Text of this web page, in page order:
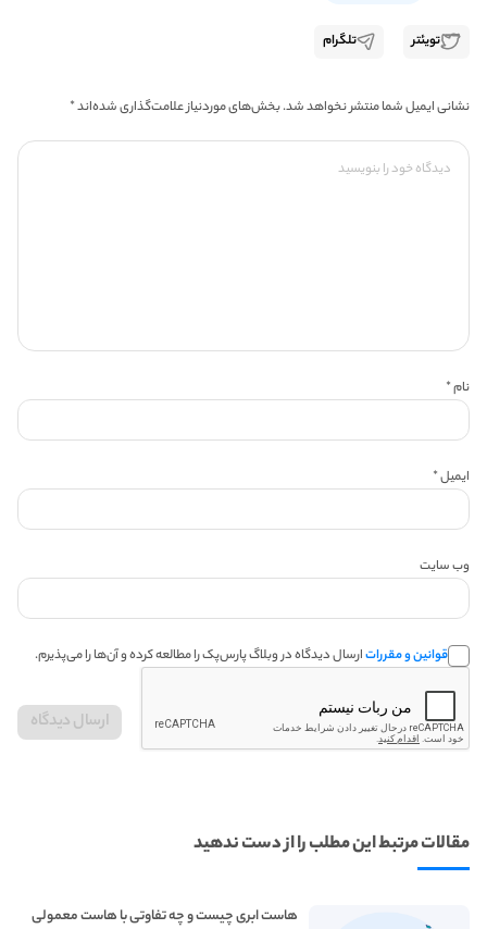
تویئتر تلگرام
نشانی ایمیل شما منتشر نخواهد شد.بخش‌های موردنیاز علامت‌گذاری شده‌اند*
نام*
ایمیل*
وب‌ سایت
قوانین و مقرراتارسال دیدگاه در وبلاگ پارس‌پک را مطالعه کرده و آن‌ها را می‌پذیرم.
مقالات مرتبط این مطلب را از دست ندهید
هاست ابری چیست و چه تفاوتی با هاست معمولی